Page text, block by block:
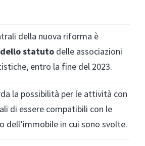
della nuova riforma è
dello statuto delle associazioni
entro la fine del 2023.
la possibilità per le attività con
di essere compatibili con le
dell’immobile in cui sono svolte.